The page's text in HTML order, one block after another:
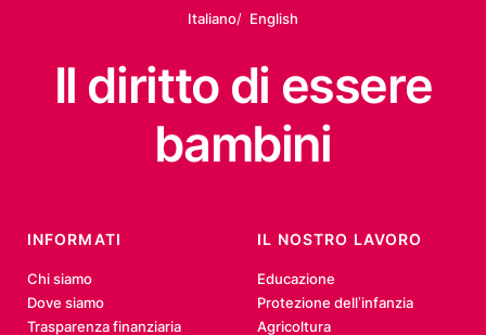
Italiano English
Il diritto di essere
bambini
INFORMATI
Chi siamo
Dove siamo
Trasparenza finanziaria
IL NOSTRO LAVORO
Educazione
Protezione dell’infanzia
Agricoltura